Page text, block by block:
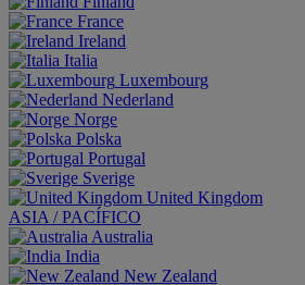
France
Ireland
Italia
Luxembourg
Nederland
Norge
Polska
Portugal
Sverige
United Kingdom
ASIA / PACÍFICO
Australia
India
New Zealand